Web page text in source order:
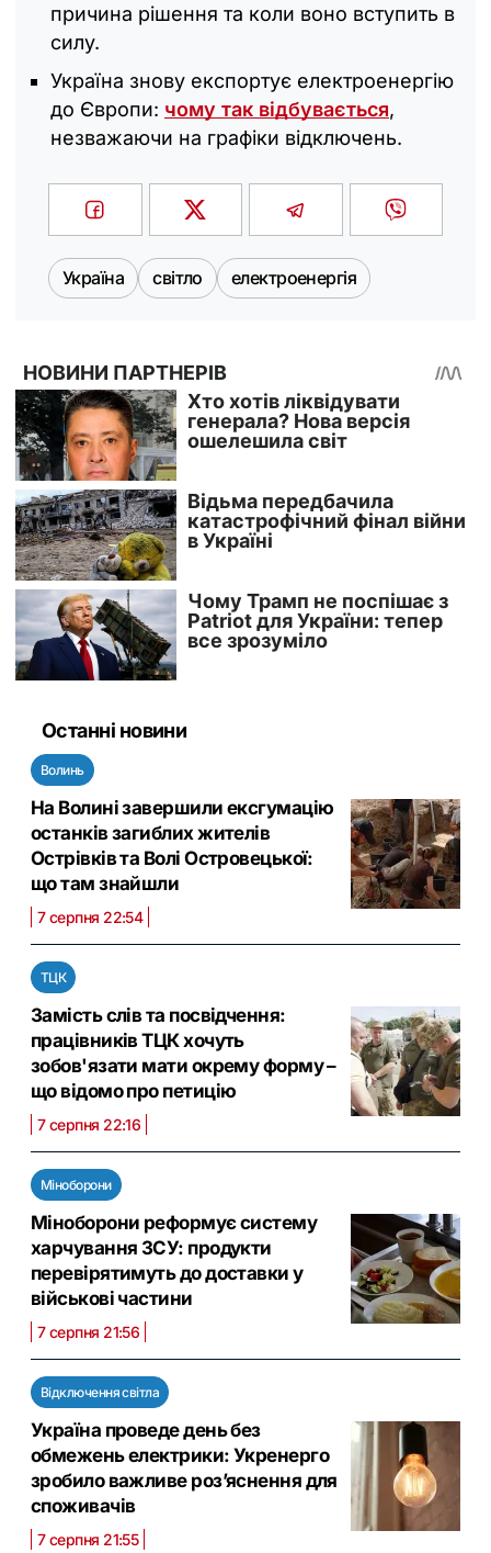
причина рішення та коли воно вступить в
силу.
Україна знову експортує електроенергію
до Європи: чому так відбувається,
незважаючи на графіки відключень.
Україна світло електроенергія
Останні новини
Волинь
На Волині завершили ексгумацію
останків загиблих жителів
Острівків та Волі Островецької:
що там знайшли
7 серпня 22:54
ТЦК
Замість слів та посвідчення:
працівників ТЦК хочуть
зобов'язати мати окрему форму –
що відомо про петицію
7 серпня 22:16
Міноборони
Міноборони реформує систему
харчування ЗСУ: продукти
перевірятимуть до доставки у
військові частини
7 серпня 21:56
Відключення світла
Україна проведе день без
обмежень електрики: Укренерго
зробило важливе роз’яснення для
споживачів
7 серпня 21:55